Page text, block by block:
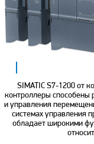
SIMATIC S7-1200 от
контроллеры способены
и управления
системах управления
обладает широкими